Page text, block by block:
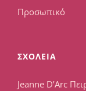
Προσωπικό
ΣΧΟΛΕΙΑ
Jeanne D’Arc